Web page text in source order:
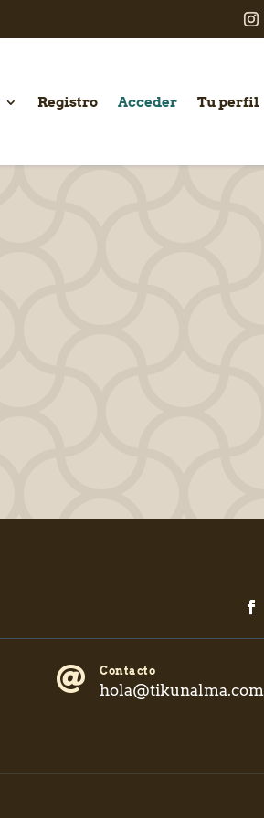
Registro Acceder Tu perfil
 Contacto
hola@tikunalma.com